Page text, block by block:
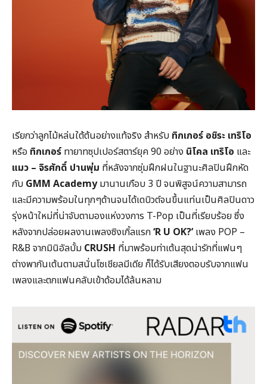
เรียกว่าลูกไม้หล่นใต้ต้นอย่างแท้จริง สำหรับ ทิกเกอร์ อชิระ เทริโอ
หรือ ทิกเกอร์ ทายาทซุปเปอร์สตาร์ยุค 90 อย่าง นิโคล เทริโอ และ
แมว – จิรศักดิ์ ปานพุ่ม ที่หลังจากซุ่มฝึกฝนในฐานะศิลปินฝึกหัด
กับ GMM Academyมานานเกือบ 3 ปี จนพิสูจน์ความสามารถ
และมีความพร้อมในทุกๆด้านจนได้เดบิวต์จนขึ้นแท่นเป็นศิลปินดาว
รุ่งหน้าใหม่ที่น่าจับตามองแห่งวงการ T-Pop เป็นที่เรียบร้อย ซึ่ง
หลังจากปล่อยผลงานเพลงซิงเกิ้ลแรก‘R U OK?’เพลง POP –
R&B จากมินิอัลบั้ม CRUSH ที่มาพร้อมท่าเต้นสุดน่ารักที่แฟนๆ
ต่างพากันเต้นตามสนั่นโซเชียลมีเดีย ก็ได้รับเสียงตอบรับจากแฟน
เพลงและตกแฟนคลับเข้าด้อมได้ล้นหลาม